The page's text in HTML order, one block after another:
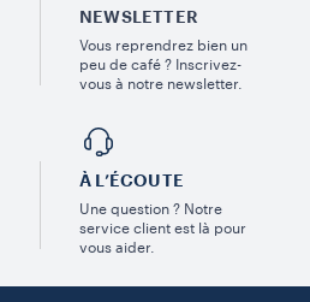
NEWSLETTER
Vous reprendrez bien un
peu de café ? Inscrivez-
vous à notre newsletter.
À L’ÉCOUTE
Une question ? Notre
service client est là pour
vous aider.